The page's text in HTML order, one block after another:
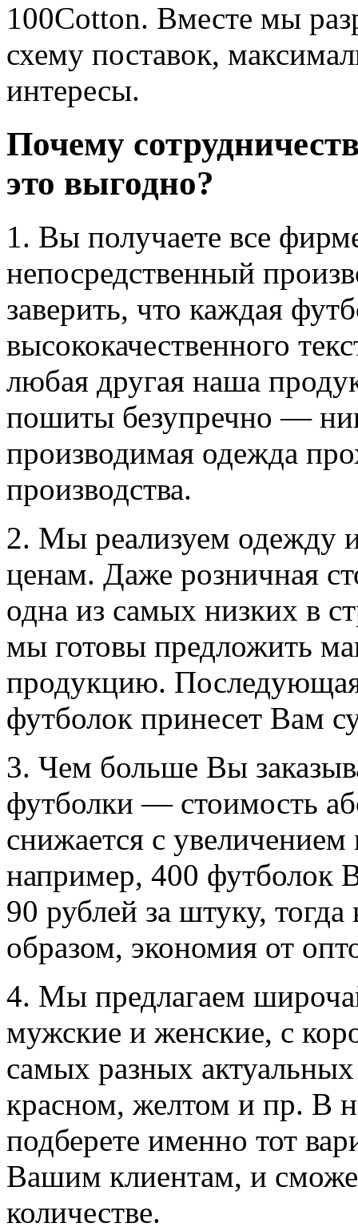
100Cotton. Вместе мы
схему поставок,
интересы.
Почему
это выгодно?
1. Вы получаете все
непосредственный
заверить, что каждая
высококачественного
любая другая наша
пошиты безупречно —
производимая одежда
производства.
2. Мы реализуем одежду
ценам. Даже розничная
одна из самых низких в
мы готовы предложить
продукцию.
футболок принесет Вам
3. Чем больше Вы
футболки — стоимость
снижается с
например, 400 футболок
90 рублей за штуку,
образом, экономия от
4. Мы предлагаем
мужские и женские, с
самых разных
красном, желтом и пр. В
подберете именно тот
Вашим клиентам, и
количестве.